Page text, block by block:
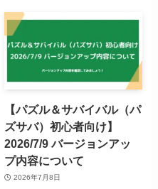
【パズル＆サバイバル（パ
ズサバ）初心者向け】
2026/7/9 バージョンアッ
プ内容について
2026年7月8日